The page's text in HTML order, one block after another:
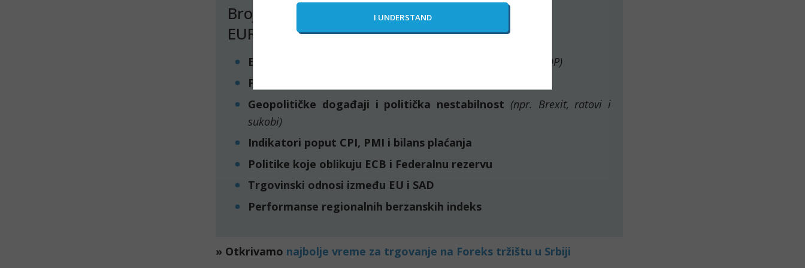
Brojni faktori mogu uticati na kretanje cene
EUR/USD:
Ekonomski indikatori
(npr. stopa nezaposlenosti, inflacija, BDP)
Politike centralnih banaka
Geopolitičke događaji i politička nestabilnost (npr. Brexit, ratovi i
sukobi)
Indikatori poput CPI, PMI i bilans plaćanja
Politike koje oblikuju ECB i Federalnu rezervu
Trgovinski odnosi između EU i SAD
Performanse regionalnih berzanskih indeks
» Otkrivamo najbolje vreme za trgovanje na Foreks tržištu u Srbiji